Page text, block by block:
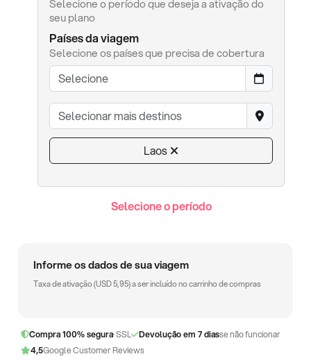
Selecione o período que deseja a ativação do
seu plano
Países da viagem
Selecione os países que precisa de cobertura
Laos
Selecione o período
Informe os dados de sua viagem
Taxa de ativação (USD5,95) a ser incluído no carrinho de compras
Compra 100% segura· SSL Devolução em 7 diasse não funcionar
4,5Google Customer Reviews